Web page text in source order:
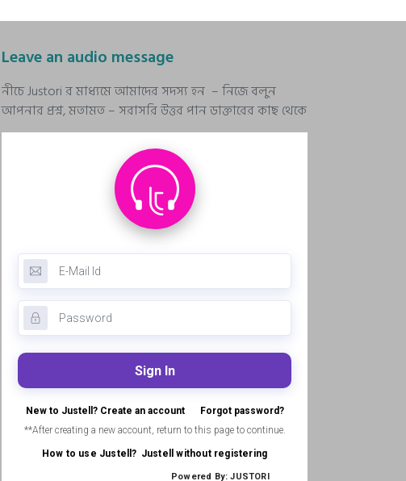
Leave an audio message
নীচে Justori র মাধ্যমে আমাদের সদস্য হন – নিজে বলুন
আপনার প্রশ্ন, মতামত – সরাসরি উত্তর পান ডাক্তারের কাছ থেকে